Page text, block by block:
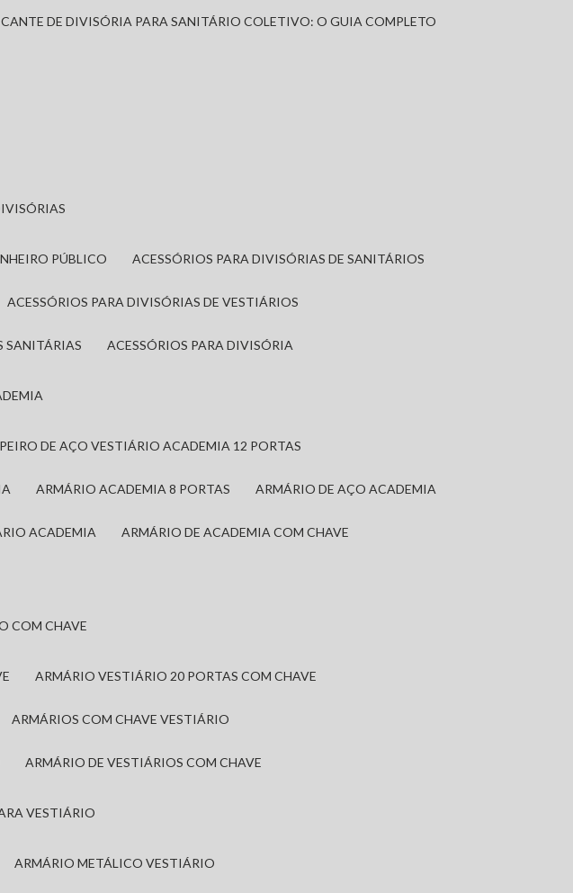
DE DIVISÓRIA PARA SANITÁRIO COLETIVO: O GUIA COMPLETO
PÚBLICO ACESSÓRIOS PARA DIVISÓRIAS DE SANITÁRIOS
ACESSÓRIOS PARA DIVISÓRIAS DE VESTIÁRIOS
SANITÁRIAS ACESSÓRIOS PARA DIVISÓRIA
DE AÇO VESTIÁRIO ACADEMIA 12 PORTAS
ARMÁRIO ACADEMIA 8 PORTAS ARMÁRIO DE AÇO ACADEMIA
ACADEMIA ARMÁRIO DE ACADEMIA COM CHAVE
COM CHAVE
ARMÁRIO VESTIÁRIO 20 PORTAS COM CHAVE
ARMÁRIOS COM CHAVE VESTIÁRIO
ARMÁRIO DE VESTIÁRIOS COM CHAVE
VESTIÁRIO
ARMÁRIO METÁLICO VESTIÁRIO